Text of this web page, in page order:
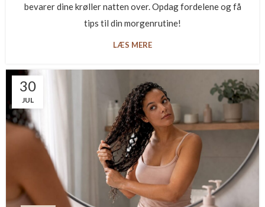
bevarer dine krøller natten over. Opdag fordelene og få
tips til din morgenrutine!
LÆS MERE
30
JUL